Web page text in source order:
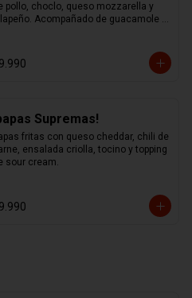
pollo, choclo, queso mozzarella y
Acompañado de guacamole y
Supremas!
fritas con queso cheddar, chili de
ensalada criolla, tocino y topping
sour cream.